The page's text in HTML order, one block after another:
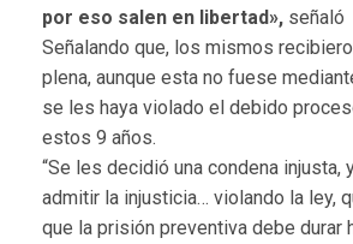
por eso salen en libertad», señaló
Señalando que, los mismos
plena, aunque esta no fuese
se les haya violado el debido
estos 9 años.
“Se les decidió una condena injusta,
admitir la injusticia… violando la ley,
que la prisión preventiva debe durar